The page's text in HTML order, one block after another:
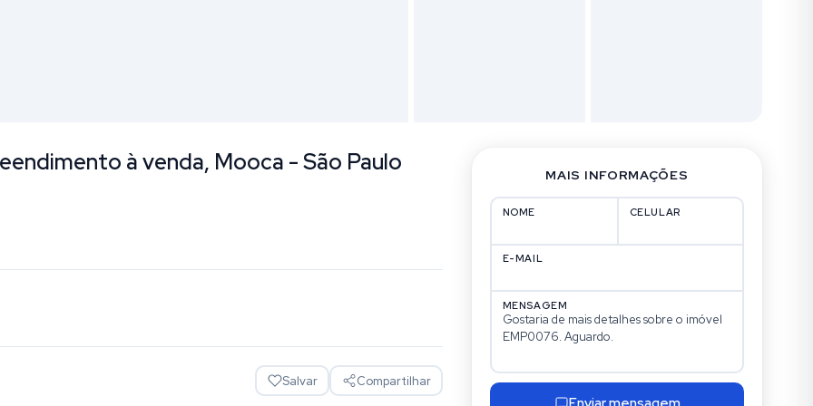
à venda, Mooca - São Paulo
Salvar Compartilhar
MAIS INFORMAÇÕES
NOME CELULAR
E-MAIL
MENSAGEM